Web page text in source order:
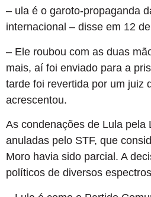
– ula é o garoto-propaganda
internacional – disse em 12
– Ele roubou com as duas
mais, aí foi enviado para a
tarde foi revertida por um juiz
acrescentou.
As condenações de Lula pela
anuladas pelo STF, que
Moro havia sido parcial. A
políticos de diversos